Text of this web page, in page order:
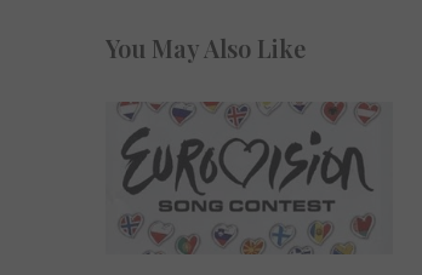
You May Also Like